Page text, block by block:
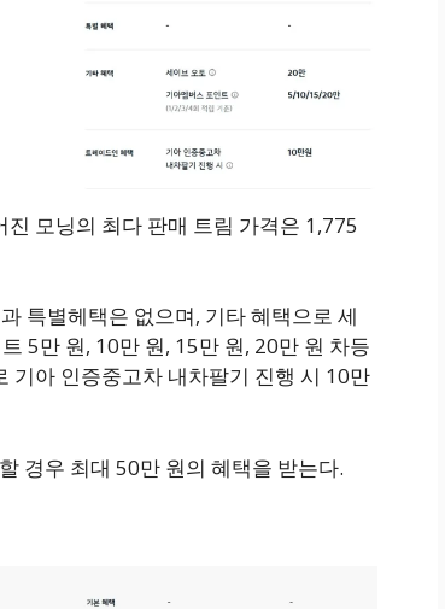
모닝의 최다 판매 트림 가격은 1,775
특별헤택은 없으며, 기타 혜택으로 세
5만 원, 10만 원, 15만 원, 20만 원 차등
기아 인증중고차 내차팔기 진행 시 10만
경우 최대 50만 원의 혜택을 받는다.